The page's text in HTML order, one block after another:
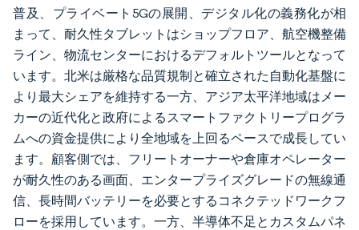
普及、プライベート5Gの展開、デジタル化の義務化が相
まって、耐久性タブレットはショップフロア、航空機整備
ライン、物流センターにおけるデフォルトツールとなって
います。北米は厳格な品質規制と確立された自動化基盤に
より最大シェアを維持する一方、アジア太平洋地域はメー
カーの近代化と政府によるスマートファクトリープログラ
ムへの資金提供により全地域を上回るペースで成長してい
ます。顧客側では、フリートオーナーや倉庫オペレーター
が耐久性のある画面、エンタープライズグレードの無線通
信、長時間バッテリーを必要とするコネクテッドワークフ
ローを採用しています。一方、半導体不足とカスタムパネ